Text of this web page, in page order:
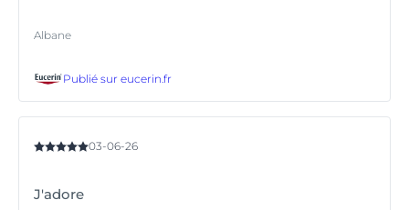
Albane
Publié sur eucerin.fr
03-06-26
J'adore